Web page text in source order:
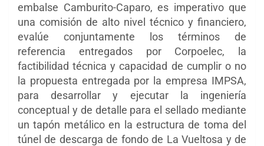
embalse Camburito-Caparo, es imperativo que
una comisión de alto nivel técnico y financiero,
evalúe conjuntamente los términos de
referencia entregados por Corpoelec, la
factibilidad técnica y capacidad de cumplir o no
la propuesta entregada por la empresa IMPSA,
para desarrollar y ejecutar la ingeniería
conceptual y de detalle para el sellado mediante
un tapón metálico en la estructura de toma del
túnel de descarga de fondo de La Vueltosa y de